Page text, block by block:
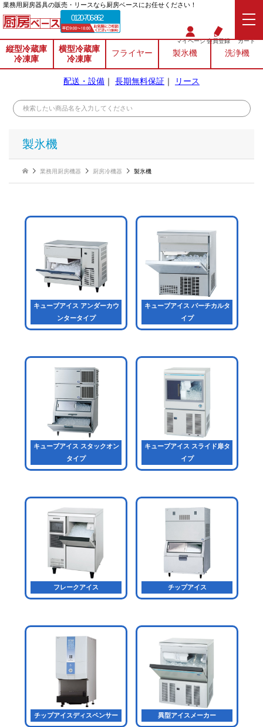
業務⽤厨房器具の販売・リースなら厨房ベースにお任せください！
0120-706-862
マイページ会員登録 カート
縦型冷蔵庫
冷凍庫
横型冷蔵庫
冷凍庫
フライヤー 製氷機 洗浄機
配送・設備 ｜ 長期無料保証 ｜ リース
製氷機
業務用厨房機器 厨房冷機器 製氷機
キューブアイス アンダーカウ
ンタータイプ
キューブアイス バーチカルタ
イプ
キューブアイス スタックオン
タイプ
キューブアイス スライド扉タ
イプ
フレークアイス チップアイス
チップアイスディスペンサー 異型アイスメーカー